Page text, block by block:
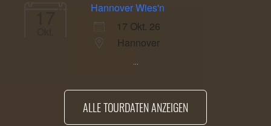
17
Hannover Wies'n
17 Okt. 26
Hannover
...
ALLE TOURDATEN ANZEIGEN